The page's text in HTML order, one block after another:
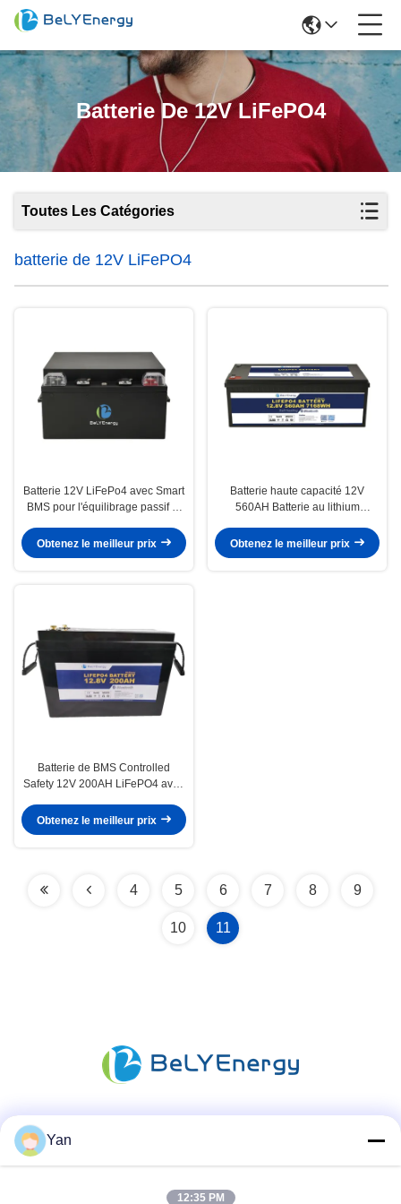
Batterie De 12V LiFePO4
Toutes Les Catégories
batterie de 12V LiFePO4
Batterie 12V LiFePo4 avec Smart
BMS pour l'équilibrage passif et
Obtenez le meilleur prix
Batterie haute capacité 12V
560AH Batterie au lithium
chauffage
Obtenez le meilleur prix
Batterie de BMS Controlled
Safety 12V 200AH LiFePO4 avec
Obtenez le meilleur prix
4 5 6 7 8 9
10 11
Yan
12:35 PM